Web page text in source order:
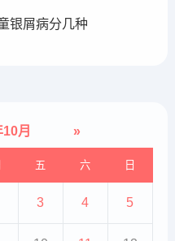
银屑病分几种
月 »
五 六 日
3 4 5